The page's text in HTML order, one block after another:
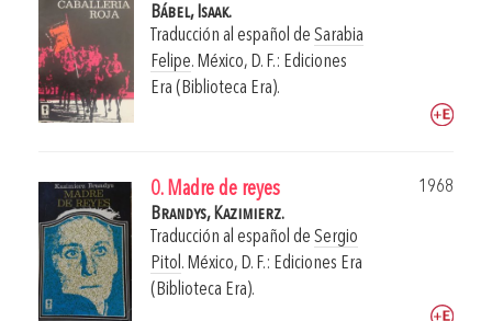
Bábel, Isaak.
Traducción al español de Sarabia
Felipe. México, D. F.: Ediciones
Era (Biblioteca Era).
0. Madre de reyes
1968
Brandys, Kazimierz.
Traducción al español de Sergio
Pitol . México, D. F.: Ediciones Era
(Biblioteca Era).